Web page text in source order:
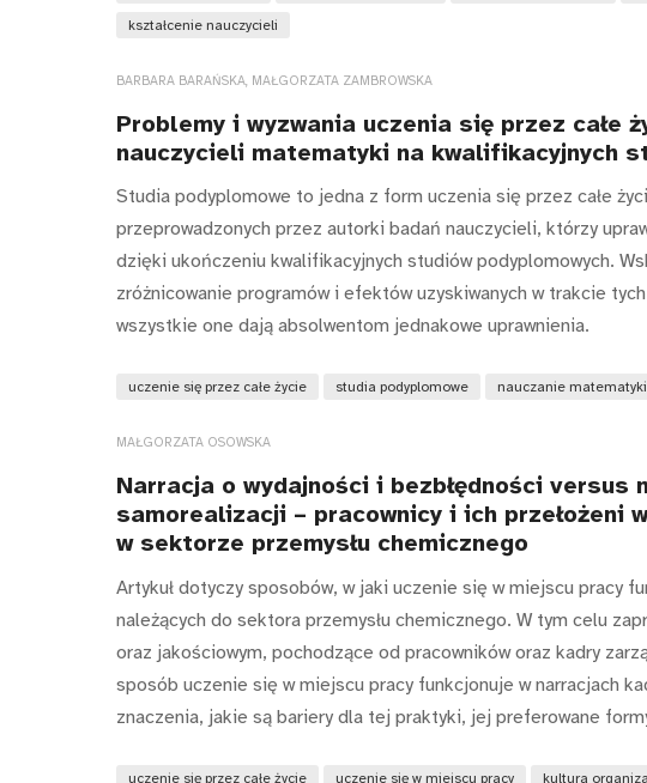
kształcenie nauczycieli
BARBARA BARAŃSKA, MAŁGORZATA ZAMBROWSKA
Problemy i wyzwania uczenia się przez całe
nauczycieli matematyki na kwalifikacyjnych
Studia podyplomowe to jedna z form uczenia się przez całe
przeprowadzonych przez autorki badań nauczycieli, którzy
dzięki ukończeniu kwalifikacyjnych studiów podyplomowych.
zróżnicowanie programów i efektów uzyskiwanych w trakcie
wszystkie one dają absolwentom jednakowe uprawnienia.
uczenie się przez całe życie studia podyplomowe nauczanie matematyki
MAŁGORZATA OSOWSKA
Narracja o wydajności i bezbłędności
samorealizacji – pracownicy i ich przełożeni
w sektorze przemysłu chemicznego
Artykuł dotyczy sposobów, w jaki uczenie się w miejscu pracy
należących do sektora przemysłu chemicznego. W tym celu
oraz jakościowym, pochodzące od pracowników oraz kadry
sposób uczenie się w miejscu pracy funkcjonuje w narracjach
znaczenia, jakie są bariery dla tej praktyki, jej preferowane
uczenie się przez całe życie uczenie się w miejscu pracy kultura